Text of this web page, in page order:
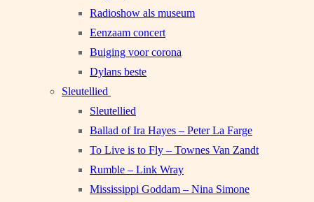
Radioshow als museum
Eenzaam concert
Buiging voor corona
Dylans beste
Sleutellied
Sleutellied
Ballad of Ira Hayes – Peter La Farge
To Live is to Fly – Townes Van Zandt
Rumble – Link Wray
Mississippi Goddam – Nina Simone